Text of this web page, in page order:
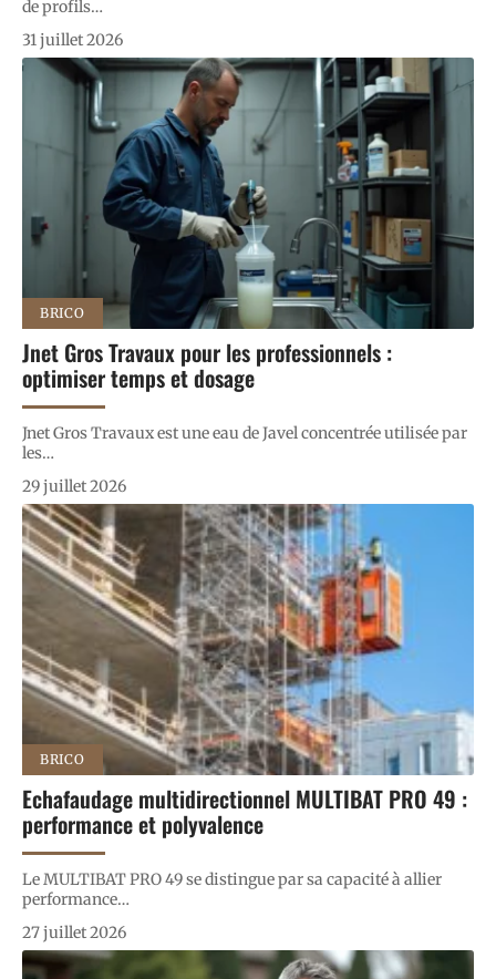
de profils…
31 juillet 2026
BRICO
Jnet Gros Travaux pour les professionnels :
optimiser temps et dosage
Jnet Gros Travaux est une eau de Javel concentrée utilisée par
les…
29 juillet 2026
BRICO
Echafaudage multidirectionnel MULTIBAT PRO 49 :
performance et polyvalence
Le MULTIBAT PRO 49 se distingue par sa capacité à allier
performance…
27 juillet 2026